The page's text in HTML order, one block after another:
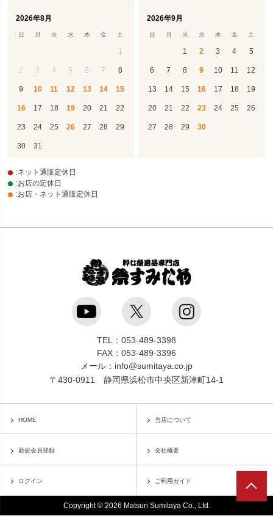
2026年8月
日 月 火 水 木 金 土
1
2 3 4 5 6 7 8
9 10 11 12 13 14 15
16 17 18 19 20 21 22
23 24 25 26 27 28 29
30 31
2026年9月
日 月 火 水 木 金 土
1 2 3 4 5
6 7 8 9 10 11 12
13 14 15 16 17 18 19
20 21 22 23 24 25 26
27 28 29 30
:ネット通販定休日
:お店の定休日
:お店・ネット通販定休日
HOME 当店について
新規会員登録 会社概要
ログイン ご利用ガイド
〒430-0911 静岡県浜松市中央区新津町14-1
TEL：053-489-3398
FAX：053-489-3396
メール：info@sumitaya.co.jp
Copyright © 2026 Matsuri Sumitaya Co., Ltd.